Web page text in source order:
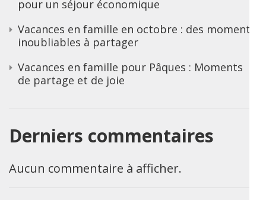
pour un séjour économique
Vacances en famille en octobre : des moments
inoubliables à partager
Vacances en famille pour Pâques : Moments
de partage et de joie
Derniers commentaires
Aucun commentaire à afficher.